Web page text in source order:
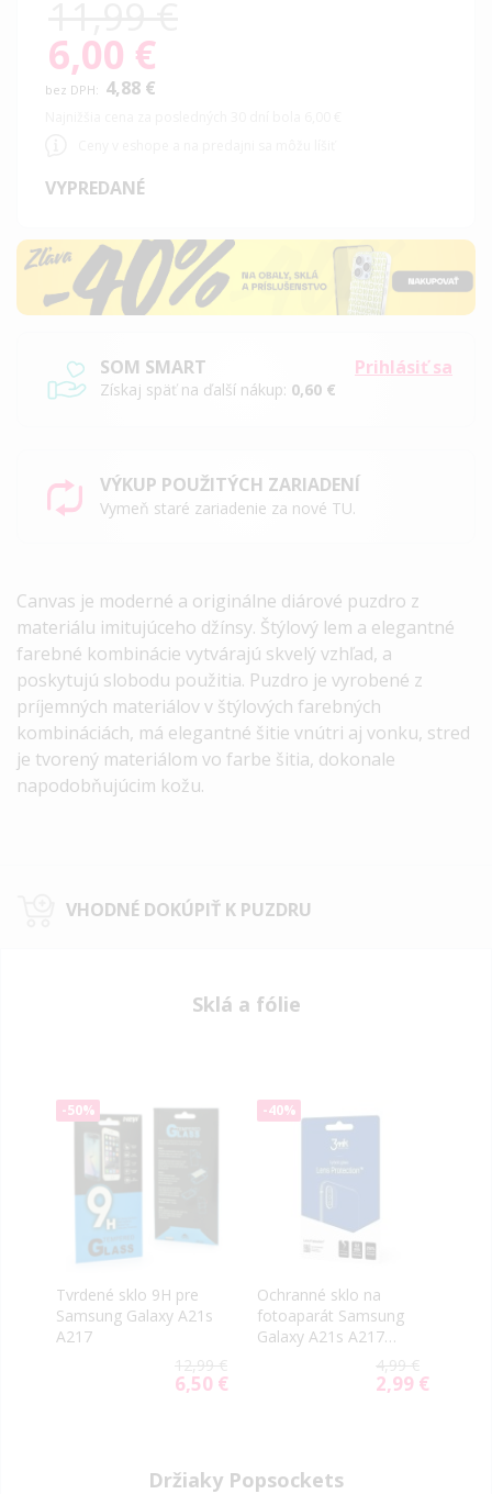
Special
Price
6,00 €
4,88 €
VYPREDANÉ
Prihlásiť sa
SOM SMART
Získaj späť na ďalší nákup: 0,60 €
VÝKUP POUŽITÝCH ZARIADENÍ
Vymeň staré zariadenie za nové TU.
Canvas je moderné a originálne diárové puzdro z
materiálu imitujúceho džínsy. Štýlový lem a elegantné
farebné kombinácie vytvárajú skvelý vzhľad, a
poskytujú slobodu použitia. Puzdro je vyrobené z
príjemných materiálov v štýlových farebných
kombináciách, má elegantné šitie vnútri aj vonku, stred
je tvorený materiálom vo farbe šitia, dokonale
napodobňujúcim kožu.
VHODNÉ DOKÚPIŤ K PUZDRU
Sklá a fólie
-50%
Tvrdené sklo 9H pre
Samsung Galaxy A21s
A217
12,99 €
Special
6,50 €
-40%
Ochranné sklo na
fotoaparát Samsung
Galaxy A21s A217
3MK Flexible (4ks)4,99 €
Special
2,99 €
Držiaky Popsockets